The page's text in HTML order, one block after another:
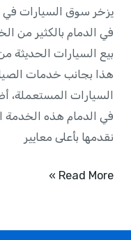
يزخر سوق السيارات في
في الدمام بالكثير من
بيع السيارات الحديثة
هذا بجانب خدمات
السيارات المستعملة،
في الدمام هذه الخدمة
نقدمها بأعلى معايير
Read More »